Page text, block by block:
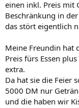
einen inkl. Preis mit
Beschränkung in
das stört eigentlich
Meine Freundin hat
Preis fürs Essen
extra.
Da hat sie die Feier
5000 DM nur
und die haben wir